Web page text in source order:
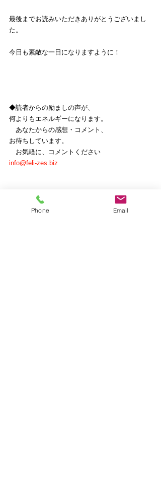
最後までお読みいただきありがとうございまし
た。
今日も素敵な一日になりますように！
◆読者からの励ましの声が、
何よりもエネルギーになります。
あなたからの感想・コメント、
お待ちしています。
お気軽に、コメントください
info@feli-zes.biz
【本メルマガについて】
Phone Email